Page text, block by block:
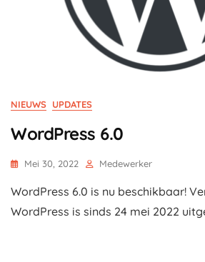
NIEUWS UPDATES
WordPress 6.0
Mei 30, 2022 Medewerker
WordPress 6.0 is nu beschikbaar!
WordPress is sinds 24 mei 2022